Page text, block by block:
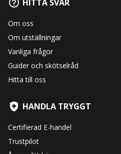
HITTA SVAR
Om oss
Om utställningar
Vanliga frågor
Guider och skötselråd
Hitta till oss
HANDLA TRYGGT
Certifierad E-handel
Trustpilot